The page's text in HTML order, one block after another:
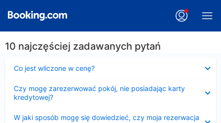
10 najczęściej zadawanych pytań
Co jest wliczone w cenę?
Czy mogę zarezerwować pokój, nie posiadając karty
kredytowej?
W jaki sposób mogę się dowiedzieć, czy moja rezerwacja